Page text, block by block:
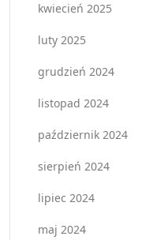
kwiecień 2025
luty 2025
grudzień 2024
listopad 2024
październik 2024
sierpień 2024
lipiec 2024
maj 2024